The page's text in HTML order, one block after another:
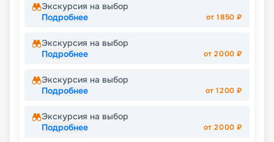
Экскурсия на выбор
Подробнее
от1850 ₽
Экскурсия на выбор
Подробнее
от2000 ₽
Экскурсия на выбор
Подробнее
от1200 ₽
Экскурсия на выбор
Подробнее
от2000 ₽